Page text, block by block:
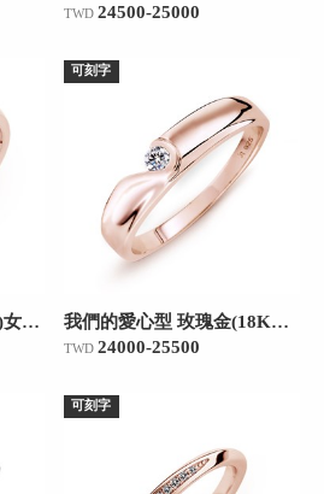
TWD 24500-25000
相心相愛 玫瑰金(18K金)女款結婚對戒
可刻字
我們的愛心型 玫瑰金(18K金)女款結婚對戒
TWD 24000-25500
可刻字